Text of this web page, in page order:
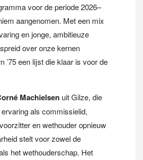
voor de periode 2026–
aangenomen. Met een mix
en jonge, ambitieuze
over onze kernen
’75 een lijst die klaar is voor de
Machielsen uit Gilze, die
als commissielid,
en wethouder opnieuw
stelt voor zowel de
het wethouderschap. Het